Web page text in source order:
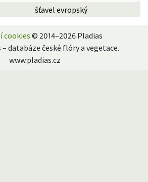
šťavel evropský
cookies © 2014–2026 Pladias
– databáze české flóry a vegetace.
www.pladias.cz